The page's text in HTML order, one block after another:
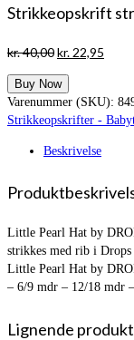
Strikkeopskrift
kr.40,00Den
pris
var:
kr. 40,00.
kr. 22,95
er:
kr.
Buy Now
Varenummer (SKU):
Strikkeopskrifter -
Beskrivelse
Little Pearl Hat by
strikkes med rib i Drops
Little Pearl Hat by
– 6/9 mdr – 12/18 mdr
Lignende